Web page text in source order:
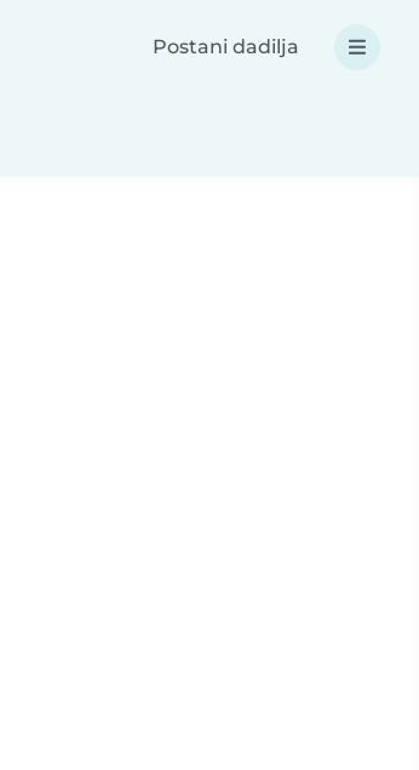
Postani dadilja